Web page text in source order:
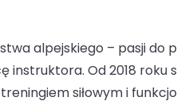
alpejskiego – pasji do
instruktora. Od 2018 roku
siłowym i